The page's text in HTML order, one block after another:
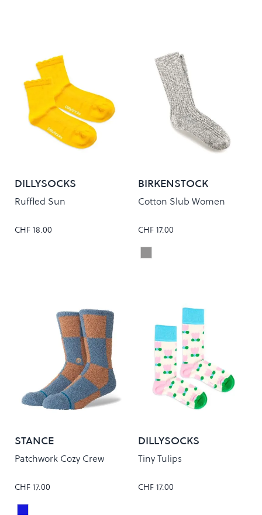
DILLYSOCKS
Ruffled Sun
CHF 18.00
BIRKENSTOCK
Cotton Slub Women
CHF 17.00
Colour
Grey/White
STANCE
Patchwork Cozy Crew
CHF 17.00
DILLYSOCKS
Tiny Tulips
CHF 17.00